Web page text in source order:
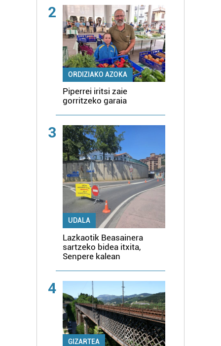
2
ORDIZIAKO AZOKA
Piperrei iritsi zaie
gorritzeko garaia
3
UDALA
Lazkaotik Beasainera
sartzeko bidea itxita,
Senpere kalean
4
GIZARTEA